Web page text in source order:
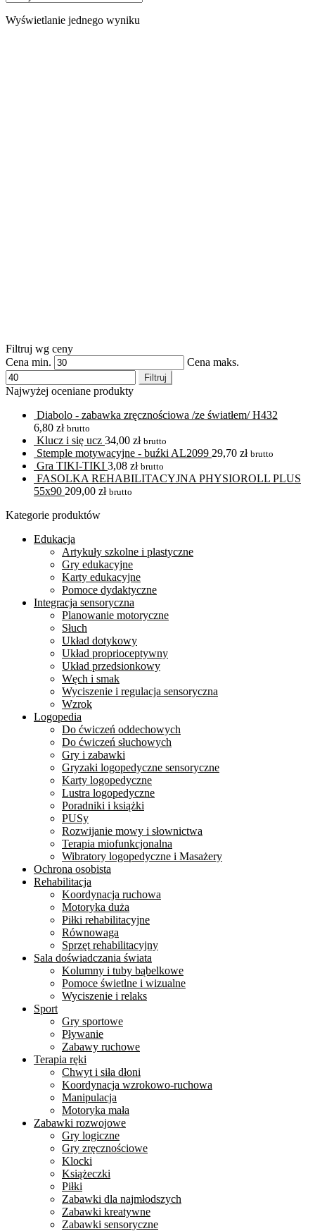
Wyświetlanie jednego wyniku
Filtruj wg ceny
Cena min.
Cena maks.
Filtruj
Najwyżej oceniane produkty
Diabolo - zabawka zręcznościowa /ze światłem/ H432
6,80 zł brutto
Klucz i się ucz 34,00 zł brutto
Stemple motywacyjne - buźki AL2099 29,70 zł brutto
Gra TIKI-TIKI 3,08 zł brutto
FASOLKA REHABILITACYJNA PHYSIOROLL PLUS
55x90 209,00 zł brutto
Kategorie produktów
Edukacja
Artykuły szkolne i plastyczne
Gry edukacyjne
Karty edukacyjne
Pomoce dydaktyczne
Integracja sensoryczna
Planowanie motoryczne
Słuch
Układ dotykowy
Układ proprioceptywny
Układ przedsionkowy
Węch i smak
Wyciszenie i regulacja sensoryczna
Wzrok
Logopedia
Do ćwiczeń oddechowych
Do ćwiczeń słuchowych
Gry i zabawki
Gryzaki logopedyczne sensoryczne
Karty logopedyczne
Lustra logopedyczne
Poradniki i książki
PUSy
Rozwijanie mowy i słownictwa
Terapia miofunkcjonalna
Wibratory logopedyczne i Masażery
Ochrona osobista
Rehabilitacja
Koordynacja ruchowa
Motoryka duża
Piłki rehabilitacyjne
Równowaga
Sprzęt rehabilitacyjny
Sala doświadczania świata
Kolumny i tuby bąbelkowe
Pomoce świetlne i wizualne
Wyciszenie i relaks
Sport
Gry sportowe
Pływanie
Zabawy ruchowe
Terapia ręki
Chwyt i siła dłoni
Koordynacja wzrokowo-ruchowa
Manipulacja
Motoryka mała
Zabawki rozwojowe
Gry logiczne
Gry zręcznościowe
Klocki
Książeczki
Piłki
Zabawki dla najmłodszych
Zabawki kreatywne
Zabawki sensoryczne